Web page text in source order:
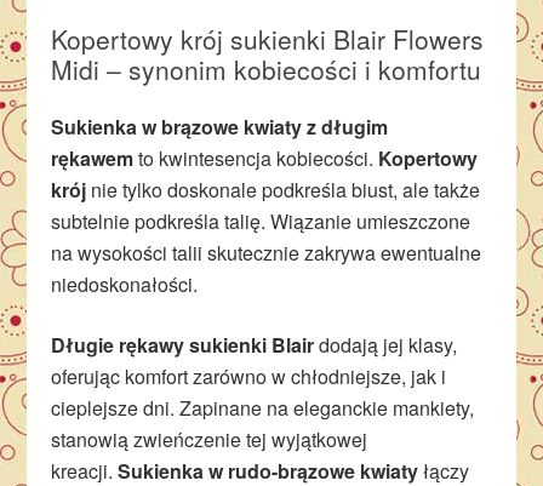
Kopertowy krój sukienki Blair Flowers
Midi – synonim kobiecości i komfortu
Sukienka w brązowe kwiaty z długim
rękawemto kwintesencja kobiecości. Kopertowy
krój nie tylko doskonale podkreśla biust, ale także
subtelnie podkreśla talię. Wiązanie umieszczone
na wysokości talii skutecznie zakrywa ewentualne
niedoskonałości.
Długie rękawy sukienki Blairdodają jej klasy,
oferując komfort zarówno w chłodniejsze, jak i
cieplejsze dni. Zapinane na eleganckie mankiety,
stanowią zwieńczenie tej wyjątkowej
kreacji.Sukienka w rudo-brązowe kwiatyłączy